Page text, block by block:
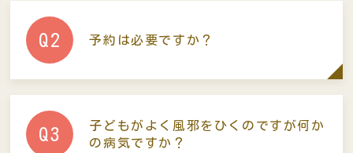
Q2 予約は必要ですか？
Q3 子どもがよく風邪をひくのですが何か
の病気ですか？